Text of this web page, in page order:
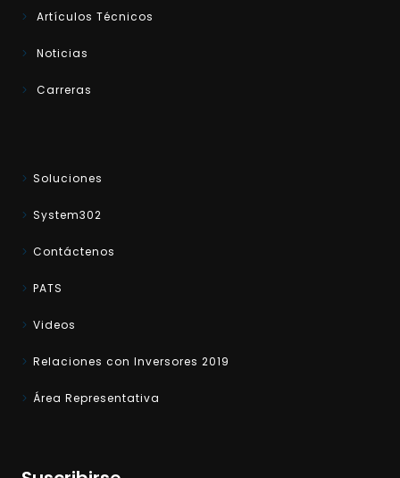
Artículos Técnicos
Noticias
Carreras
Soluciones
System302
Contáctenos
PATS
Videos
Relaciones con Inversores 2019
Área Representativa